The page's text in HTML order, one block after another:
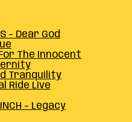
– Dear God
For The Innocent
Tranquility
Ride Live
– Legacy